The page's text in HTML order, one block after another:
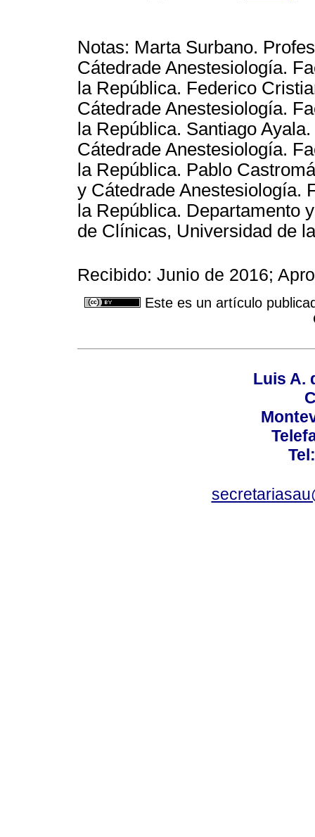
Notas: Marta Surbano.
Cátedrade Anestesiología.
la República. Federico
Cátedrade Anestesiología.
la República. Santiago
Cátedrade Anestesiología.
la República. Pablo
y Cátedrade Anestesiología.
la República. Departamento
de Clínicas, Universidad de
Recibido: Junio de 2016;
Este es un artículo
Luis A.